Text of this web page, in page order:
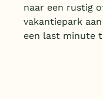
naar een rustig
vakantiepark
een last minute